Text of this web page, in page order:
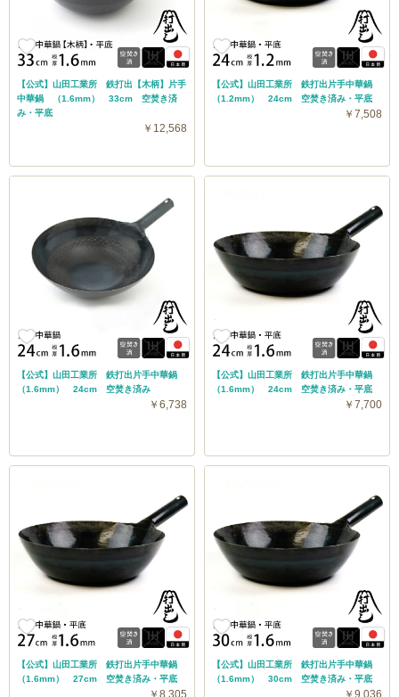
【公式】山田工業所 鉄打出【木柄】片手
中華鍋 （1.6mm） 33cm 空焚き済
み・平底
￥12,568
【公式】山田工業所 鉄打出片手中華鍋
（1.2mm） 24cm 空焚き済み・平底
￥7,508
【公式】山田工業所 鉄打出片手中華鍋
（1.6mm） 24cm 空焚き済み
￥6,738
【公式】山田工業所 鉄打出片手中華鍋
（1.6mm） 24cm 空焚き済み・平底
￥7,700
【公式】山田工業所 鉄打出片手中華鍋
（1.6mm） 27cm 空焚き済み・平底
【公式】山田工業所 鉄打出片手中華鍋
（1.6mm） 30cm 空焚き済み・平底